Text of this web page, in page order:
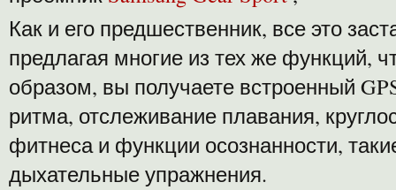
Как и его предшественник, все это
предлагая многие из тех же функций,
образом, вы получаете встроенный
ритма, отслеживание плавания,
фитнеса и функции осознанности,
дыхательные упражнения.